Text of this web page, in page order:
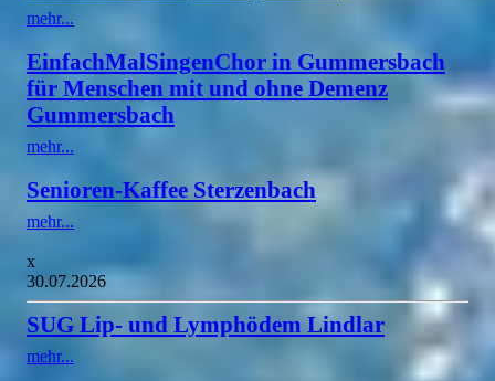
mehr...
EinfachMalSingenChor in Gummersbach
für Menschen mit und ohne Demenz
Gummersbach
mehr...
Senioren-Kaffee Sterzenbach
mehr...
x
30.07.2026
SUG Lip- und Lymphödem Lindlar
mehr...